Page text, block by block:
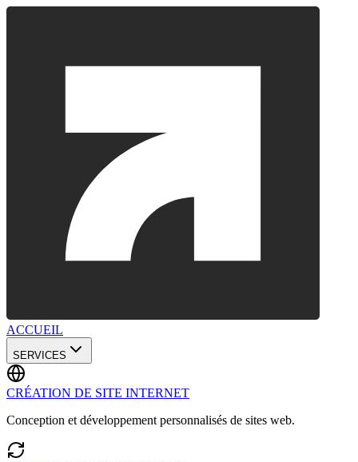
ACCUEIL
SERVICES
CRÉATION DE SITE INTERNET
Conception et développement personnalisés de sites web.